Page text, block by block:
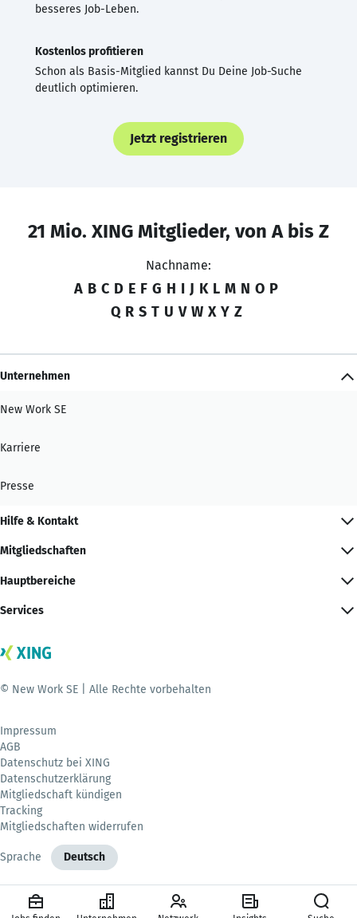
besseres Job-Leben.
Kostenlos profitieren
Schon als Basis-Mitglied kannst Du Deine Job-Suche
deutlich optimieren.
Jetzt registrieren
21 Mio. XING Mitglieder, von A bis Z
Nachname:
A B C D E F G H I J K L M N O P
Q R S T U V W X Y Z
Unternehmen
New Work SE
Karriere
Presse
Hilfe & Kontakt
Mitgliedschaften
Hauptbereiche
Services
© New Work SE | Alle Rechte vorbehalten
Impressum
AGB
Datenschutz bei XING
Datenschutzerklärung
Mitgliedschaft kündigen
Tracking
Mitgliedschaften widerrufen
Sprache Deutsch